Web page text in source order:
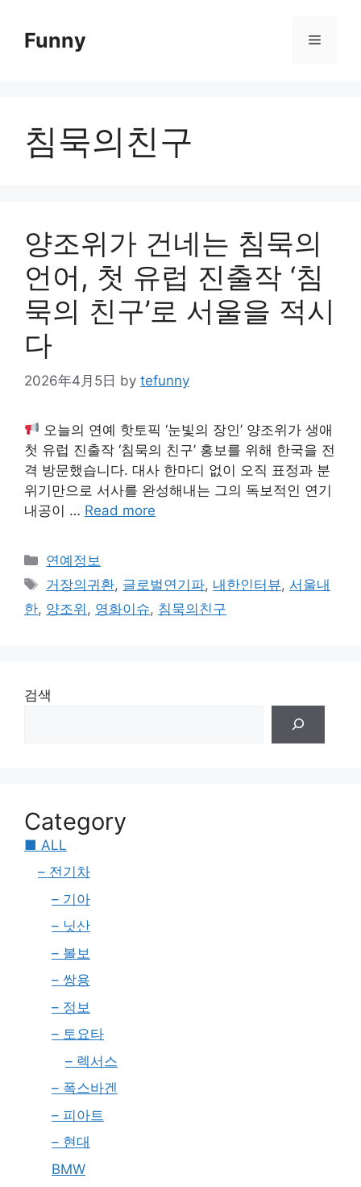
contentFunny Menu
침묵의친구
양조위가 건네는 침묵의
언어, 첫 유럽 진출작 ‘침
묵의 친구’로 서울을 적시
다
2026年4月5日 by tefunny
오늘의 연예 핫토픽 ‘눈빛의 장인’ 양조위가 생애
첫 유럽 진출작 ‘침묵의 친구’ 홍보를 위해 한국을 전
격 방문했습니다. 대사 한마디 없이 오직 표정과 분
위기만으로 서사를 완성해내는 그의 독보적인 연기
내공이 … Read more
Categories
연예정보
Tags
거장의귀환, 글로벌연기파, 내한인터뷰, 서울내
한, 양조위 , 영화이슈, 침묵의친구
검색
Category
■ ALL
– 전기차
– 기아
– 닛산
– 볼보
– 쌍용
– 정보
– 토요타
– 렉서스
– 폭스바겐
– 피아트
– 현대
BMW